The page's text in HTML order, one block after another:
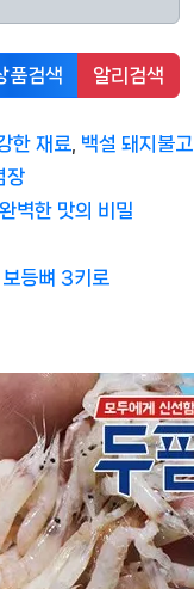
품검색 알리검색
한 재료 백설 돼지불고
장
벽한 맛의 비밀
등뼈 3키로